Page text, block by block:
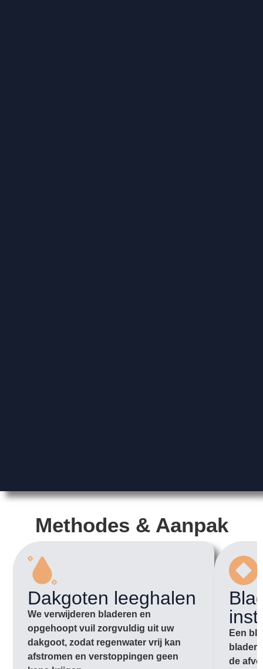
Methodes & Aanpak
Dakgoten leeghalen
We verwijderen bladeren en
opgehoopt vuil zorgvuldig uit uw
dakgoot, zodat regenwater vrij kan
afstromen en verstoppingen geen
Een
de